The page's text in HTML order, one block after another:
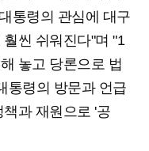
통령의 관심에 대구
씬 쉬워진다"며 "1
놓고 당론으로 법
통령의 방문과 언급
과 재원으로 '공